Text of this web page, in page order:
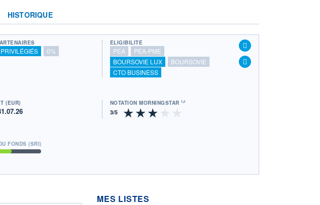
HISTORIQUE
0%
ÉLIGIBILITÉ
PEA
PEA-PME
BOURSOVIE LUX
BOURSOVIE
CTO BUSINESS
(EUR) NOTATION MORNINGSTAR ⁽¹⁾
FONDS (SRI)
MES LISTES